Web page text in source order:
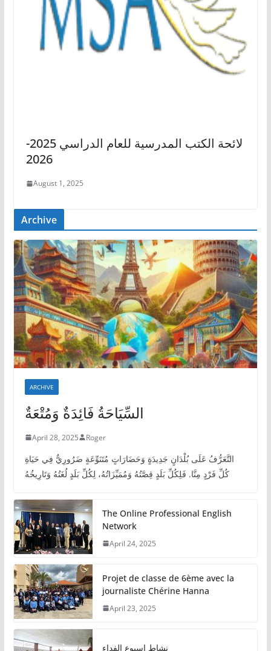
لائحة الكتب المدرسية للعام الدراسي 2025-
2026
August 1, 2025
Archive
ARCHIVE
السِّيَاحَةُ فَائِدَةٌ وَمُتْعَةٌ
April 28, 2025 Roger
التَّعَرُّفُ عَلَى بُلْدَانٍ جَدِيدَةٍ وَحَضَارَاتٍ مُتَنَوِّعَةٍ ضَرُورِيٌّ فِي حَيَاةِ
كُلِّ فَرْدٍ مِنَّا. فَلِكُلِّ بَلَدٍ قِصَّتُهُ وَمُمَيِّزَاتُهُ، لِكُلِّ بَلَدٍ لُغَتُهُ وَتَارِيخُهُ
The Online Professional English
Network
April 24, 2025
Projet de classe de 6ème avec la
journaliste Chérine Hanna
April 23, 2025
نشاط اسبوع الفداء